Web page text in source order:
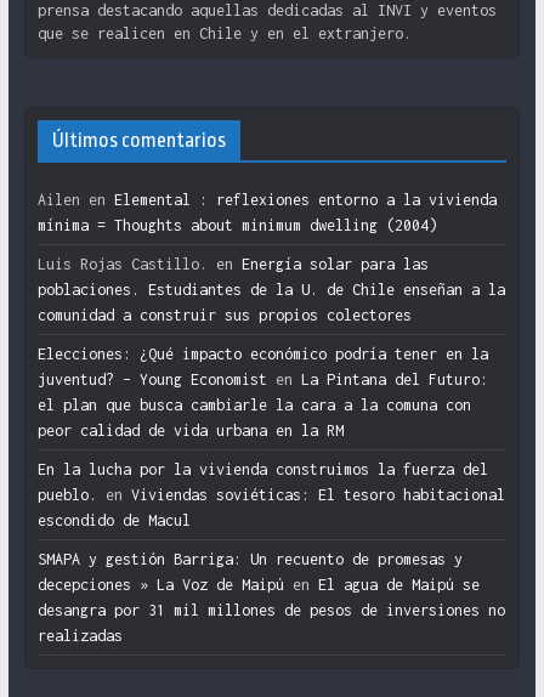
prensa destacando aquellas dedicadas al INVI y eventos
que se realicen en Chile y en el extranjero.
Últimos comentarios
Ailen en Elemental : reflexiones entorno a la vivienda
mínima = Thoughts about minimum dwelling (2004)
Luis Rojas Castillo. en Energía solar para las
poblaciones. Estudiantes de la U. de Chile enseñan a la
comunidad a construir sus propios colectores
Elecciones: ¿Qué impacto económico podría tener en la
juventud? – Young Economist en La Pintana del Futuro:
el plan que busca cambiarle la cara a la comuna con
peor calidad de vida urbana en la RM
En la lucha por la vivienda construimos la fuerza del
pueblo.
en Viviendas soviéticas: El tesoro habitacional
escondido de Macul
SMAPA y gestión Barriga: Un recuento de promesas y
decepciones » La Voz de Maipú en El agua de Maipú se
desangra por 31 mil millones de pesos de inversiones no
realizadas